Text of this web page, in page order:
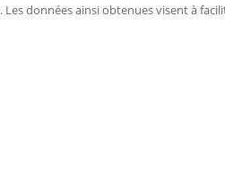
données ainsi obtenues visent à